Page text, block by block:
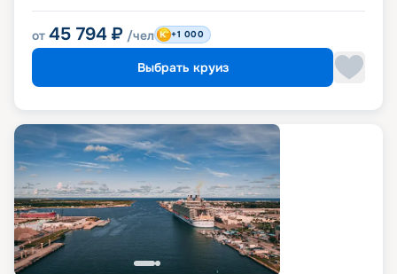
от 45 794 ₽ /чел +1 000
Выбрать круиз